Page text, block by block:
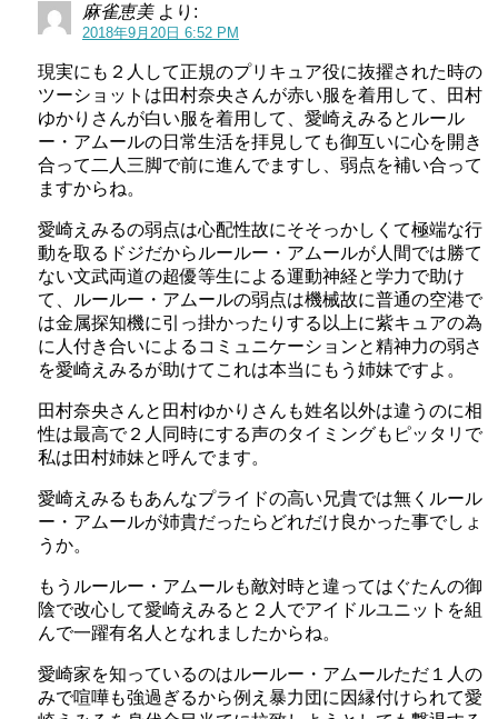
その後、 「だんだん演技が上手くなってる気がする」「癒
される声」「演技がすさまじすぎる」「声もっと聞きた
い」など、高評価の声が増えてきました。
少年役が似合うとの声もありましたが、お母さん役といっ
た年齢の高い女性の声も演じており、演技の幅は広いで
す。
ライブで歌を歌ったり、キャラソンなどもあることから、
歌唱力についてはばっちりです。
1997年から声優の活動をしている田村ゆかりさんと比べた
らまだまだと言えるかもしれませんが、少なくとも演技が
声優としての活動は2018年で7年目なので、これからの成
長が期待できますね。
関連記事 本泉莉奈(キュアアンジュ声優)年齢や過去(経歴)は?手が綺麗？
引坂理絵(キュアエール声優)の顔はステラおばさん?年齢やベーコン役とは?
麻雀恵美 より:
2018年9月20日 6:52 PM
現実にも２人して正規のプリキュア役に抜擢された時の
ツーショットは田村奈央さんが赤い服を着用して、田村
ゆかりさんが白い服を着用して、愛崎えみるとルール
ー・アムールの日常生活を拝見しても御互いに心を開き
合って二人三脚で前に進んでますし、弱点を補い合って
ますからね。
愛崎えみるの弱点は心配性故にそそっかしくて極端な行
動を取るドジだからルールー・アムールが人間では勝て
ない文武両道の超優等生による運動神経と学力で助け
て、ルールー・アムールの弱点は機械故に普通の空港で
は金属探知機に引っ掛かったりする以上に紫キュアの為
に人付き合いによるコミュニケーションと精神力の弱さ
を愛崎えみるが助けてこれは本当にもう姉妹ですよ。
田村奈央さんと田村ゆかりさんも姓名以外は違うのに相
性は最高で２人同時にする声のタイミングもピッタリで
私は田村姉妹と呼んでます。
愛崎えみるもあんなプライドの高い兄貴では無くルール
ー・アムールが姉貴だったらどれだけ良かった事でしょ
うか。
もうルールー・アムールも敵対時と違ってはぐたんの御
陰で改心して愛崎えみると２人でアイドルユニットを組
んで一躍有名人となれましたからね。
愛崎家を知っているのはルールー・アムールただ１人の
みで喧嘩も強過ぎるから例え暴力団に因縁付けられて愛